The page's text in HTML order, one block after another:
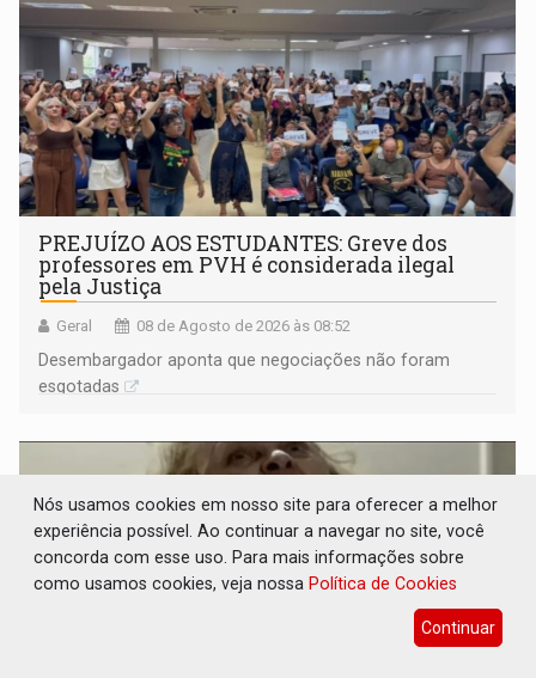
PREJUÍZO AOS ESTUDANTES: Greve dos
professores em PVH é considerada ilegal
pela Justiça
Geral 08 de Agosto de 2026 às 08:52
Desembargador aponta que negociações não foram
esgotadas
Nós usamos cookies em nosso site para oferecer a melhor
experiência possível. Ao continuar a navegar no site, você
concorda com esse uso. Para mais informações sobre
como usamos cookies, veja nossa Política de Cookies
Continuar